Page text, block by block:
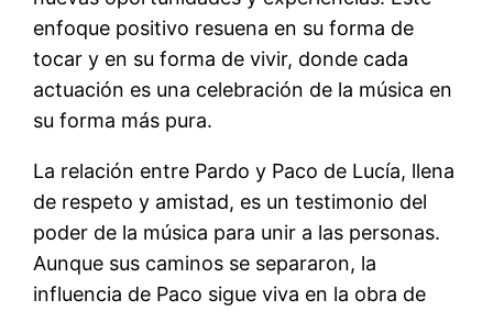
enfoque positivo resuena en su forma de
tocar y en su forma de vivir, donde cada
actuación es una celebración de la música en
su forma más pura.
La relación entre Pardo y Paco de Lucía, llena
de respeto y amistad, es un testimonio del
poder de la música para unir a las personas.
Aunque sus caminos se separaron, la
influencia de Paco sigue viva en la obra de